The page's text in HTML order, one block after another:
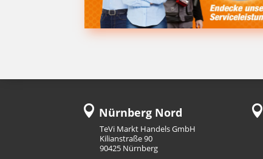
 Nürnberg Nord
TeVi Markt Handels GmbH
Kilianstraße 90
90425 Nürnberg
